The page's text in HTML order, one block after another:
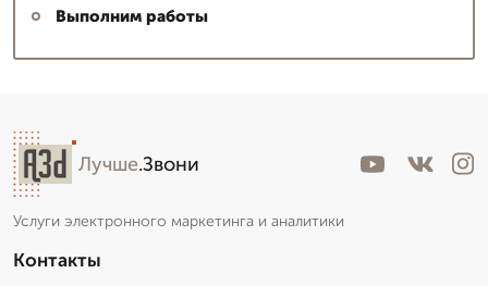
Выполним работы
Лучше.Звони
Услуги электронного маркетинга и аналитики
Контакты